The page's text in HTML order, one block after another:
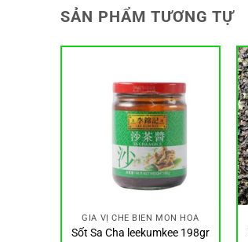
SẢN PHẨM TƯƠNG TỰ
GIA VỊ CHẾ BIẾN MÓN HOA
Sốt Sa Cha leekumkee 198gr